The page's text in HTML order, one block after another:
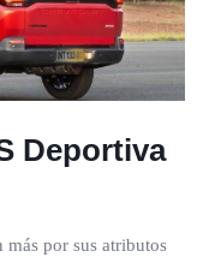
Deportiva
más por sus atributos